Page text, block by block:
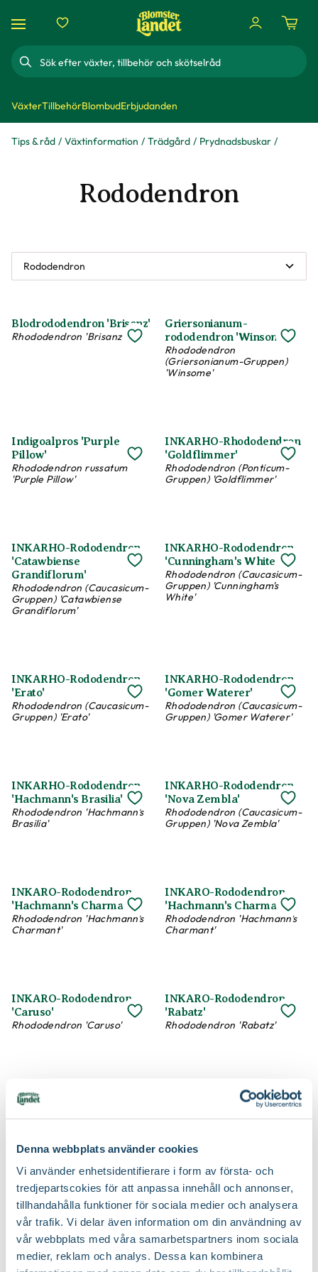
Denna webbplats använder cookies
Vi använder enhetsidentifierare i form av första- och
tredjepartscokies för att anpassa innehåll och annonser,
tillhandahålla funktioner för sociala medier och analysera
vår trafik. Vi delar även information om din användning av
vår webbplats med våra samarbetspartners inom sociala
medier, reklam och analys. Dessa kan kombinera
Sök
VäxterTillbehörBlombudErbjudanden
Tips & råd Växtinformation Trädgård Prydnadsbuskar
Rododendron
Rododendron
Blodrododendron 'Brisanz'
Rhododendron 'Brisanz'
Griersonianum-
rododendron 'Winsome'
Rhododendron
(Griersonianum-Gruppen)
'Winsome'
Indigoalpros 'Purple
Pillow'
Rhododendron russatum
'Purple Pillow'
INKARHO-Rhododendron
'Goldflimmer'
Rhododendron (Ponticum-
Gruppen) 'Goldflimmer'
INKARHO-Rododendron
'Catawbiense
Grandiflorum'
Rhododendron (Caucasicum-
Gruppen) 'Catawbiense
Grandiflorum'
INKARHO-Rododendron
'Cunningham's White'
Rhododendron (Caucasicum-
Gruppen) 'Cunningham's
White'
INKARHO-Rododendron
'Erato'
Rhododendron (Caucasicum-
Gruppen) 'Erato'
INKARHO-Rododendron
'Gomer Waterer'
Rhododendron (Caucasicum-
Gruppen) 'Gomer Waterer'
INKARHO-Rododendron
'Hachmann's Brasilia'
Rhododendron 'Hachmann's
Brasilia'
INKARHO-Rododendron
'Nova Zembla'
Rhododendron (Caucasicum-
Gruppen) 'Nova Zembla'
INKARO-Rododendron
'Hachmann's Charmant'
Rhododendron 'Hachmann's
Charmant'
INKARO-Rododendron
'Hachmann's Charmant'
Rhododendron 'Hachmann's
Charmant'
INKARO-Rododendron
'Caruso'
Rhododendron 'Caruso'
INKARO-Rododendron
'Rabatz'
Rhododendron 'Rabatz'
INKARO-Rododendron
KABARETT
Rhododendron KABARETT
Japansk azalea Finns i
Rhododendron Japanska
sorter
Japanska rododendron
Finns i flera sorter
Rhododendron
Yakushimanum-Gruppen
Finns i flera sorter
Lapponicum-alpros
'Azurika'
Rhododendron Lapponicum-
Gruppen 'Azurika'